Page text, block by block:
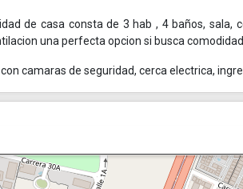
de casa consta de 3 hab , 4 baños,
una perfecta opcion si busca comodidad
camaras de seguridad, cerca electrica,